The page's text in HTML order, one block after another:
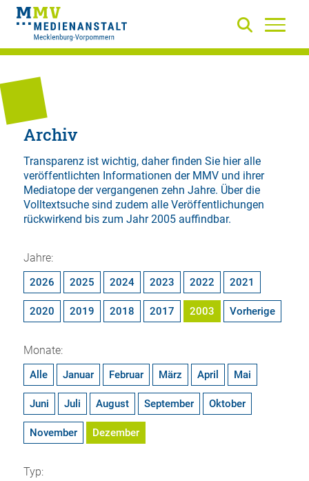
Archiv
Transparenz ist wichtig, daher finden Sie hier alle
veröffentlichten Informationen der MMV und ihrer
Mediatope der vergangenen zehn Jahre. Über die
Volltextsuchesind zudem alle Veröffentlichungen
rückwirkend bis zum Jahr 2005 auffindbar.
Jahre:
2026 2025 2024 2023 2022 2021
2020 2019 2018 2017 2003 Vorherige
Monate:
Alle Januar Februar März April Mai
Juni Juli August September Oktober
November Dezember
Typ: